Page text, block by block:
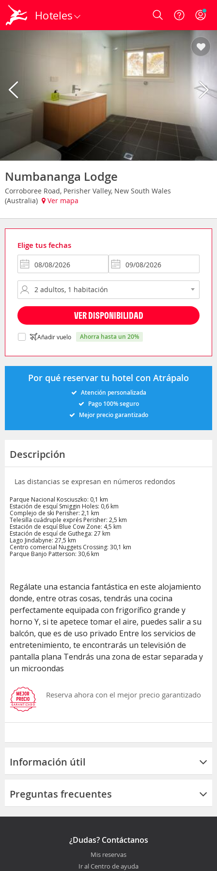
Hoteles Login
Numbananga Lodge
Corroboree Road, Perisher Valley, New South Wales
(Australia)
Ver mapa
Elige tus fechas
VER DISPONIBILIDAD
Añadir vuelo ahorra hasta un 20%
Por qué reservar tu hotel con Atrápalo
Atención personalizada
Pago 100% seguro
Mejor precio garantizado
Descripción
Las distancias se expresan en números redondos
Parque Nacional Kosciuszko: 0,1 km
Estación de esquí Smiggin Holes: 0,6 km
Complejo de ski Perisher: 2,1 km
Telesilla cuádruple exprés Perisher: 2,5 km
Estación de esquí Blue Cow Zone: 4,5 km
Estación de esquí de Guthega: 27 km
Lago Jindabyne: 27,5 km
Centro comercial Nuggets Crossing: 30,1 km
Parque Banjo Patterson: 30,6 km
Regálate una estancia fantástica en este alojamiento
donde, entre otras cosas, tendrás una cocina
perfectamente equipada con frigorífico grande y
horno Y, si te apetece tomar el aire, puedes salir a su
balcón, que es de uso privado Entre los servicios de
entretenimiento, te encontrarás un televisión de
pantalla plana Tendrás una zona de estar separada y
un microondas
Reserva ahora con el mejor precio garantizado
Información útil
Preguntas frecuentes
¿Dudas? Contáctanos
Mis reservas
Ir al Centro de ayuda